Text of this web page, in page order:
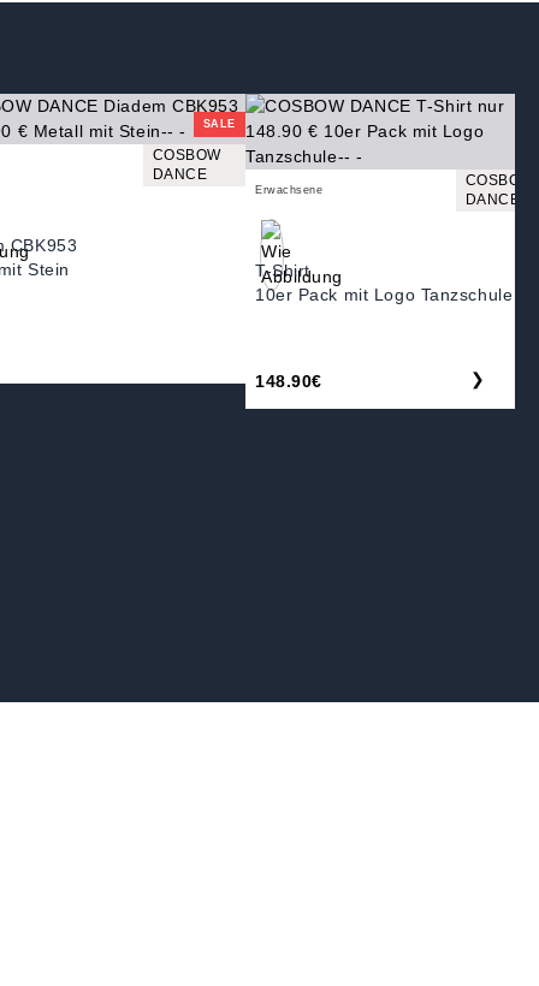
SALE
COSBOW
DANCE
CBK953
Stein
Erwachsene
COSBOW
DANCE
T-Shirt
10er Pack mit Logo Tanzschule
148.90€ ❯